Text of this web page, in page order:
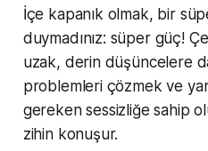
İçe kapanık olmak, bir
duymadınız: süper güç!
uzak, derin düşüncelere
problemleri çözmek ve
gereken sessizliğe sahip
zihin konuşur.